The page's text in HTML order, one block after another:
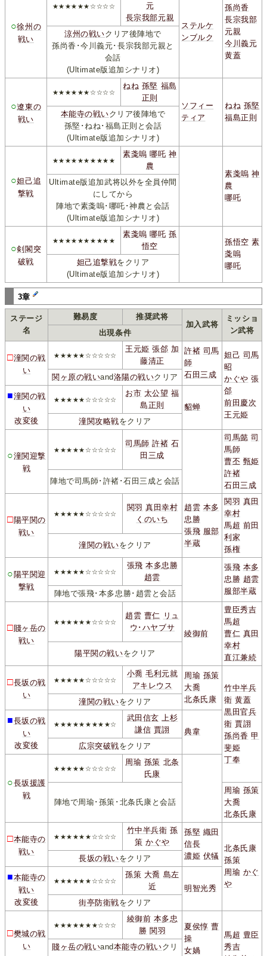
○徐州の
戦い
★★★★★★☆☆☆☆
元
長宗我部元親
ステルケ
ンブルク
孫尚香
長宗我部
元親
今川義元
黄蓋
涼州の戦いクリア後陣地で
孫尚香･今川義元･長宗我部元親と
会話
(Ultimate版追加シナリオ)
○遼東の
戦い
★★★★★★☆☆☆☆
ねね 孫堅 福島
正則
ソフィー
ティア
ねね 孫堅
福島正則
本能寺の戦いクリア後陣地で
孫堅･ねね･福島正則と会話
(Ultimate版追加シナリオ)
○妲己追
撃戦
★★★★★★★★★★
素戔嗚 哪吒 神
農
素戔嗚 神
農
哪吒
Ultimate版追加武将以外を全員仲間
にしてから
陣地で素戔嗚･哪吒･神農と会話
(Ultimate版追加シナリオ)
○剣閣突
破戦
★★★★★★★★★★
素戔嗚 哪吒 孫
悟空
孫悟空 素
戔嗚
哪吒
妲己追撃戦をクリア
(Ultimate版追加シナリオ)
3章
ステージ
名
難易度
推奨武将
加入武将
ミッショ
ン武将
出現条件
□潼関の戦
い
★★★★★☆☆☆☆☆
王元姫 張郃 加
藤清正
許褚 司馬
師
石田三成
妲己 司馬
昭
かぐや 張
郃
前田慶次
王元姫
関ヶ原の戦いand洛陽の戦いクリア
■潼関の戦
い
改変後
★★★★★☆☆☆☆☆
お市 太公望 福
島正則
貂蝉
潼関攻略戦をクリア
○潼関迎撃
戦
★★★★★☆☆☆☆☆
司馬師 許褚 石
田三成
司馬懿 司
馬師
曹丕 甄姫
許褚
石田三成
陣地で司馬師･許褚･石田三成と会話
□陽平関の
戦い
★★★★★☆☆☆☆☆
関羽 真田幸村
くのいち
趙雲 本多
忠勝
張飛 服部
半蔵
関羽 真田
幸村
馬超 前田
利家
孫権
潼関の戦いをクリア
○ 陽平関迎
撃戦
★★★★★☆☆☆☆☆
張飛 本多忠勝
趙雲
張飛 本多
忠勝 趙雲
服部半蔵
陣地で張飛･本多忠勝･趙雲と会話
□賤ヶ岳の
戦い
★★★★★★☆☆☆☆
趙雲 曹仁 リュ
ウ･ハヤブサ
綾御前
豊臣秀吉
馬超
曹仁 真田
幸村
直江兼続
陽平関の戦いをクリア
□長坂の戦
い
★★★★★☆☆☆☆☆
小喬 毛利元就
アキレウス
周瑜 孫策
大喬
北条氏康
竹中半兵
衛 黄蓋
黒田官兵
衛 賈詡
孫尚香 甲
斐姫
丁奉
潼関の戦いをクリア
■長坂の戦
い
改変後
★★★★★★★★★☆
武田信玄 上杉
謙信 賈詡
典韋
広宗突破戦をクリア
○長坂援護
戦
★★★★★☆☆☆☆☆
周瑜 孫策 北条
氏康
陣地で周瑜･孫策･北条氏康と会話
周瑜 孫策
大喬
北条氏康
□本能寺の
戦い
★★★★★★☆☆☆☆
竹中半兵衛 孫
策 かぐや
孫堅 織田
信長
濃姫 伏犠
北条氏康
孫策
周瑜 かぐ
や
長坂の戦いをクリア
■本能寺の
戦い
改変後
★★★★★★☆☆☆☆
孫策 大喬 島左
近
明智光秀
街亭防衛戦をクリア
□樊城の戦
い
★★★★★★★☆☆☆
綾御前 本多忠
勝 関羽 夏侯惇 曹
操
女媧
馬超 豊臣
秀吉
賤ヶ岳の戦いand本能寺の戦いクリ